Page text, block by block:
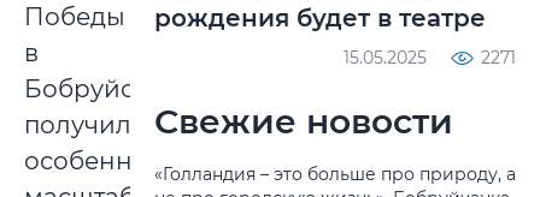
Победы
в
Бобруйске
получились
особенно
рождения будет в театре
15.05.2025 2271
Свежие новости
«Голландия – это больше про природу, а